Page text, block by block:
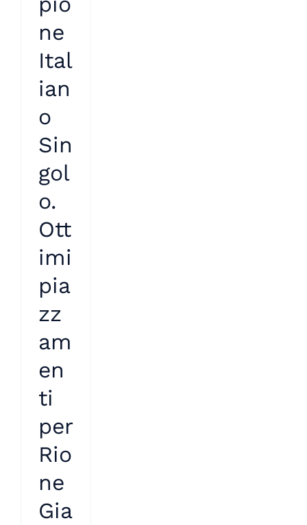
ne
Ital
ian
o
Sin
gol
o.
Ott
imi
pia
zz
am
en
ti
per
Rio
ne
Gia